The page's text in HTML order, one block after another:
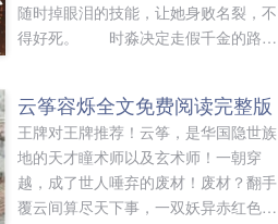
随时掉眼泪的技能，让她身败名裂，不
得好死。 时淼决定走假千金的路，
云筝容烁全文免费阅读完整版
王牌对王牌推荐！云筝，是华国隐世族
地的天才瞳术师以及玄术师！一朝穿
越，成了世人唾弃的废材！废材？翻手
覆云间算尽天下事，一双妖异赤红色异